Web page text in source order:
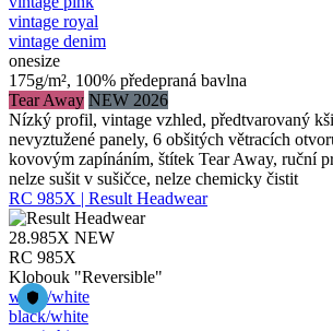
vintage royal
vintage denim
onesize
175g/m², 100% předepraná bavlna
Tear Away NEW 2026
Nízký profil, vintage vzhled, předtvarovaný
nevyztužené panely, 6 obšitých větracích
kovovým zapínáním, štítek Tear Away, ruční
nelze sušit v sušičce, nelze chemicky čistit
RC 985X | Result Headwear
28.985X NEW
RC 985X
Klobouk "Reversible"
white/​white
black/​white